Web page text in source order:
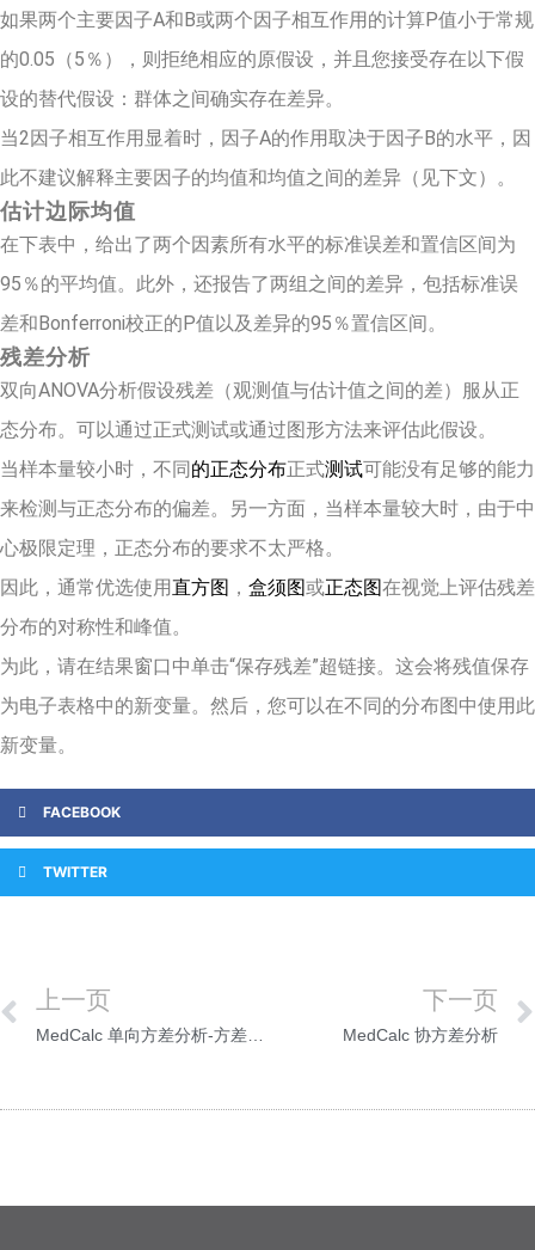
如果两个主要因子A和B或两个因子相互作用的计算P值小于常规
的0.05（5％），则拒绝相应的原假设，并且您接受存在以下假
设的替代假设：群体之间确实存在差异。
当2因子相互作用显着时，因子A的作用取决于因子B的水平，因
此不建议解释主要因子的均值和均值之间的差异（见下文）。
估计边际均值
在下表中，给出了两个因素所有水平的标准误差和置信区间为
95％的平均值。此外，还报告了两组之间的差异，包括标准误
差和Bonferroni校正的P值以及差异的95％置信区间。
残差分析
双向ANOVA分析假设残差（观测值与估计值之间的差）服从正
态分布。可以通过正式测试或通过图形方法来评估此假设。
当样本量较小时，不同的正态分布正式测试可能没有足够的能力
来检测与正态分布的偏差。另一方面，当样本量较大时，由于中
心极限定理，正态分布的要求不太严格。
因此，通常优选使用直方图 ， 盒须图或正态图在视觉上评估残差
分布的对称性和峰值。
为此，请在结果窗口中单击“保存残差”超链接。这会将残值保存
为电子表格中的新变量。然后，您可以在不同的分布图中使用此
新变量。
FACEBOOK
TWITTER
上一页 下一页
MedCalc 协方差分析